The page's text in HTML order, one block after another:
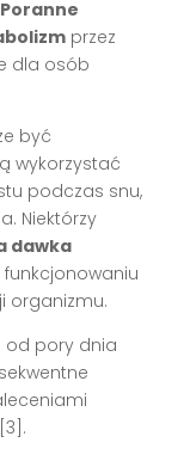
Poranne
przez
dla osób
być
wykorzystać
podczas snu,
Niektórzy
dawka
organizmu.
od pory dnia